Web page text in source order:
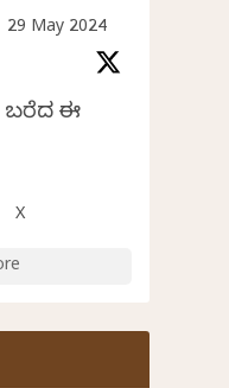
29 May 2024
ಬರೆದ ಈ
X